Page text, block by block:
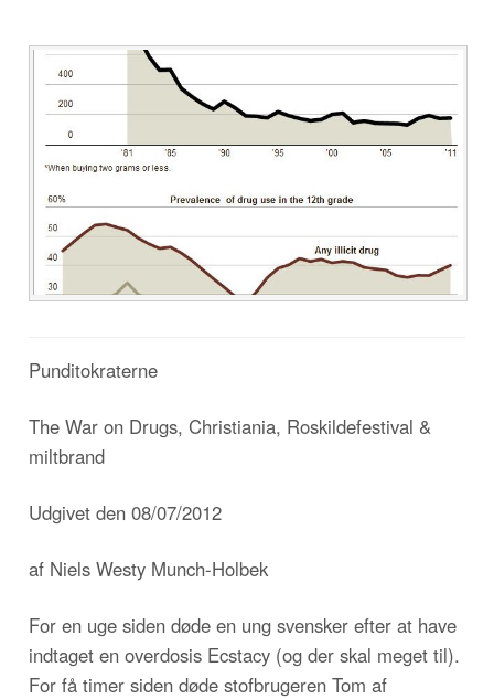
Punditokraterne
The War on Drugs, Christiania, Roskildefestival &
miltbrand
Udgivet den 08/07/2012
af Niels Westy Munch-Holbek
For en uge siden døde en ung svensker efter at have
indtaget en overdosis Ecstacy (og der skal meget til).
For få timer siden døde stofbrugeren Tom af